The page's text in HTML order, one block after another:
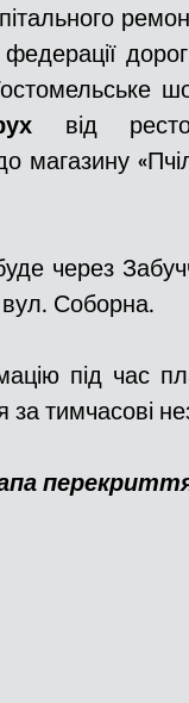
ДТП
Добровільна
захист
федерації
від
магазину
через
вул. Соборна.
під час
тимчасові